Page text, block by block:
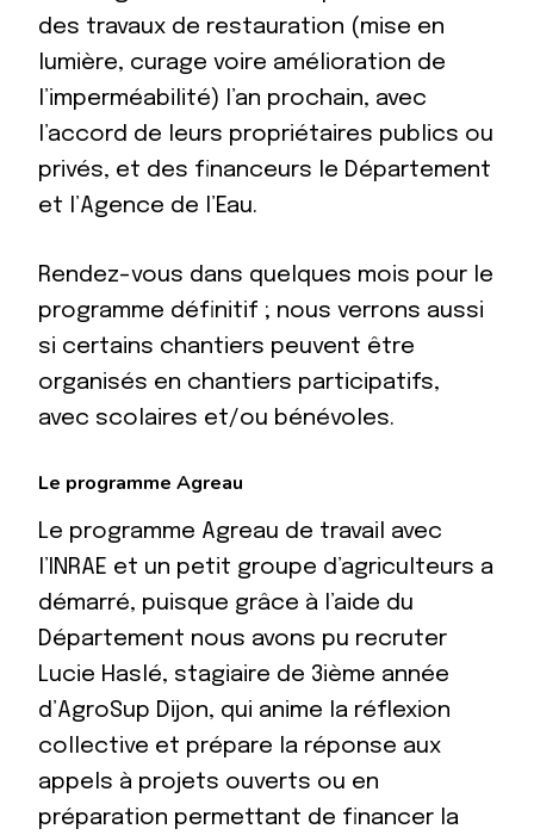
des travaux de restauration (mise en
lumière, curage voire amélioration de
l’imperméabilité) l’an prochain, avec
l’accord de leurs propriétaires publics ou
privés, et des financeurs le Département
et l’Agence de l’Eau.
Rendez-vous dans quelques mois pour le
programme définitif ; nous verrons aussi
si certains chantiers peuvent être
organisés en chantiers participatifs,
avec scolaires et/ou bénévoles.
Le programme Agreau
Le programme Agreau de travail avec
l’INRAE et un petit groupe d’agriculteurs a
démarré, puisque grâce à l’aide du
Département nous avons pu recruter
Lucie Haslé, stagiaire de 3ième année
d’AgroSup Dijon, qui anime la réflexion
collective et prépare la réponse aux
appels à projets ouverts ou en
préparation permettant de financer la